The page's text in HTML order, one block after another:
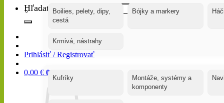
Hľadať:
Prihlásiť / Registrovať
0,00 € 0
Boilies, pelety, dipy,
cestá
Bójky a markery
Krmivá, nástrahy
Kufríky
Montáže, systémy a
komponenty